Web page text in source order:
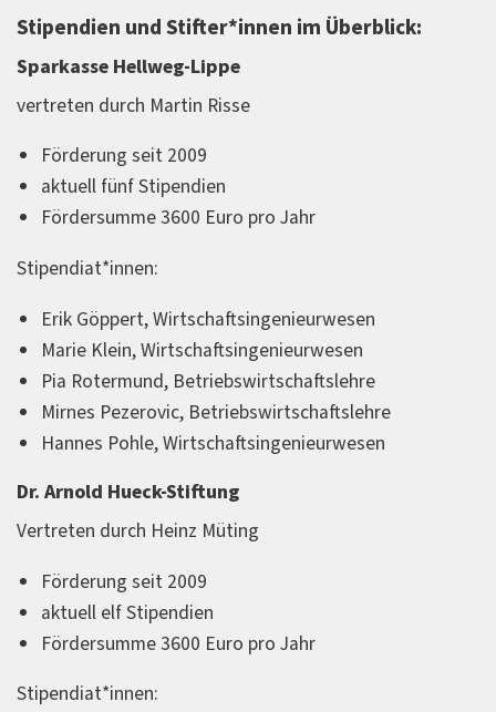
Stipendien und Stifter*innen im Überblick:
Sparkasse Hellweg-Lippe
vertreten durch Martin Risse
Förderung seit 2009
aktuell fünf Stipendien
Fördersumme 3600 Euro pro Jahr
Stipendiat*innen:
Erik Göppert, Wirtschaftsingenieurwesen
Marie Klein, Wirtschaftsingenieurwesen
Pia Rotermund, Betriebswirtschaftslehre
Mirnes Pezerovic, Betriebswirtschaftslehre
Hannes Pohle, Wirtschaftsingenieurwesen
Dr. Arnold Hueck-Stiftung
Vertreten durch Heinz Müting
Förderung seit 2009
aktuell elf Stipendien
Fördersumme 3600 Euro pro Jahr
Stipendiat*innen: